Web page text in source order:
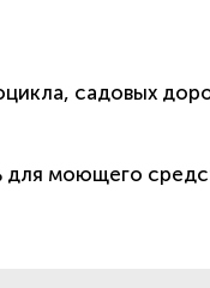
садовых
моющего